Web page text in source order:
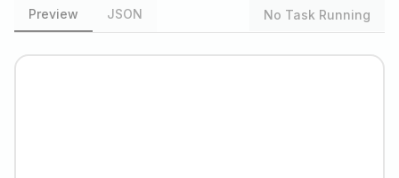
Preview JSON No Task Running